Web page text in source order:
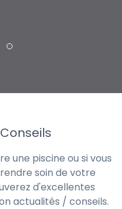
une piscine ou si vous
soin de votre
d'excellentes
actualités / conseils.